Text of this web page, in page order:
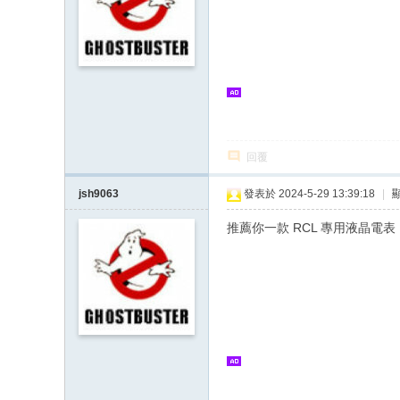
回覆
jsh9063 發表於 2024-5-29 13:39:18
推薦你一款 RCL 專用液晶電表